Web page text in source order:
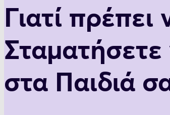
Γιατί πρέπει
στα Παιδιά